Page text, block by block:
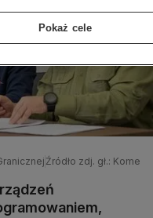
Źródło zdj. gł.:
Pokaż cele